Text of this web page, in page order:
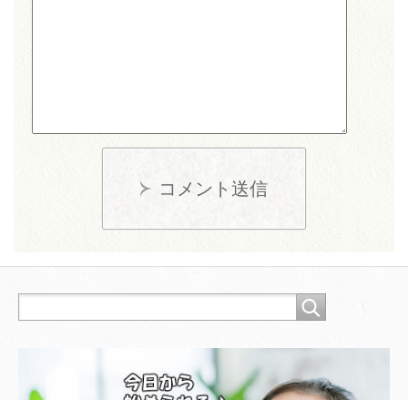
コメント送信